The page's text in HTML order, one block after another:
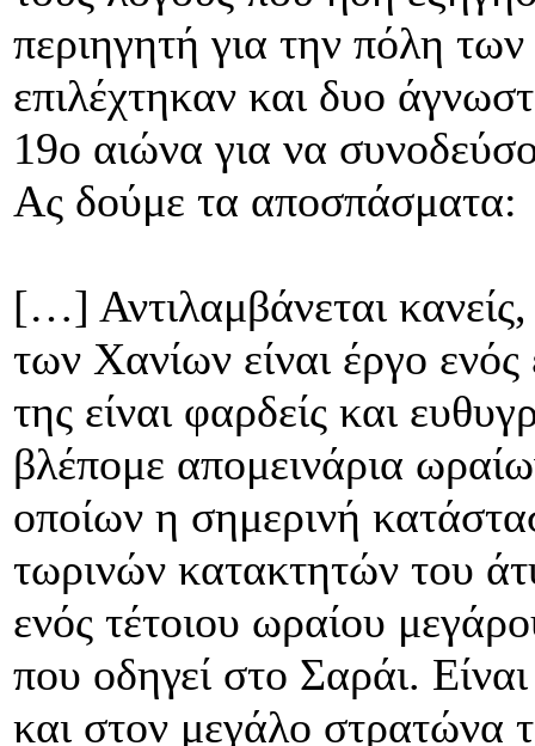
περιηγητή για την πόλη
επιλέχτηκαν και δυο
19ο αιώνα για να
Ας δούμε τα αποσπάσματα:
[…] Αντιλαμβάνεται
των Χανίων είναι έργο
της είναι φαρδείς και
βλέπομε απομεινάρια
οποίων η σημερινή
τωρινών κατακτητών του
ενός τέτοιου ωραίου
που οδηγεί στο Σαράι.
και στον μεγάλο στρατώνα